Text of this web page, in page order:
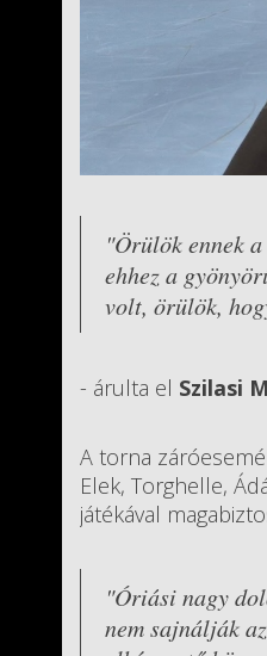
"Örülök ennek
ehhez a
volt, örülök,
- árulta el Szilasi
A torna
Elek, Torghelle,
játékával
"Óriási nagy
nem sajnálják